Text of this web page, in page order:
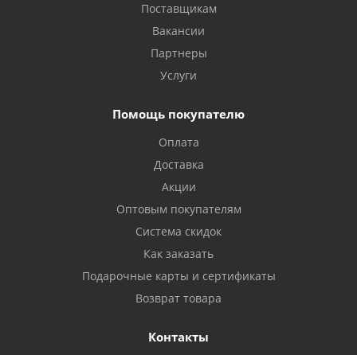
Поставщикам
Вакансии
Партнеры
Услуги
Помощь покупателю
Оплата
Доставка
Акции
Оптовым покупателям
Система скидок
Как заказать
Подарочные карты и сертификаты
Возврат товара
Контакты